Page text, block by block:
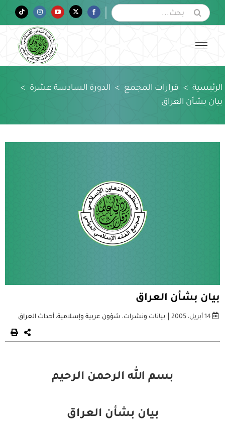
البحث
عن:
Facebook
Twitter
YouTube
Instagram
Tiktok
الرئيسية > قرارات المجمع > الدورة السادسة عشرة >
بيان بشأن العراق
بيان بشأن العراق
14 أبريل، 2005 | بيانات ونشرات، شؤون عربية وإسلامية، أحداث العراق
بسم الله الرحمن الرحيم
بيان بشأن العراق